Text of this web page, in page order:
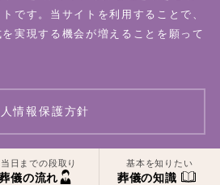
当日までの段取り
儀の流れ
基本を知りたい
葬儀の知識
です。当サイトを利用することで、
実現する機会が増えることを願って
情報保護方針
デスク All Rights Reserved.